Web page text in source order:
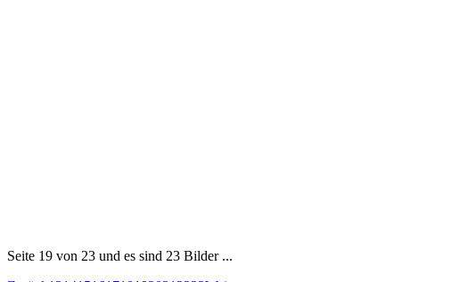
Seite 19 von 23 und es sind 23 Bilder ...